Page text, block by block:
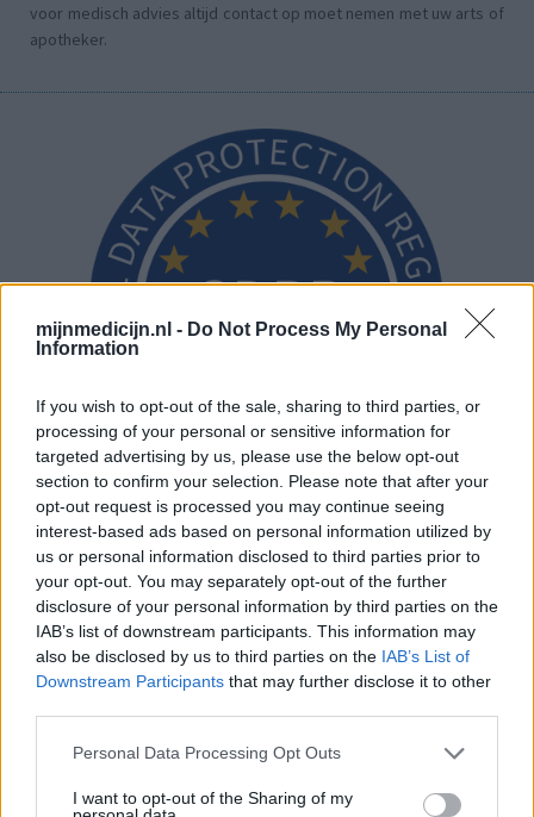
mijnmedicijn.nl - Do Not Process My Personal
Information
If you wish to opt-out of the sale, sharing to third parties, or
processing of your personal or sensitive information for
targeted advertising by us, please use the below opt-out
section to confirm your selection. Please note that after your
opt-out request is processed you may continue seeing
interest-based ads based on personal information utilized by
us or personal information disclosed to third parties prior to
your opt-out. You may separately opt-out of the further
disclosure of your personal information by third parties on the
IAB’s list of downstream participants. This information may
also be disclosed by us to third parties on the IAB’s List of
Downstream Participants that may further disclose it to other
Personal Data Processing Opt Outs
I want to opt-out of the Sharing of my
voor medisch advies altijd contact op moet nemen met uw arts of
apotheker.